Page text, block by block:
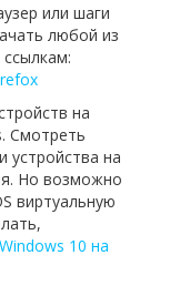
или шаги
любой из
на
Смотреть
устройства на
Но возможно
виртуальную
10 на